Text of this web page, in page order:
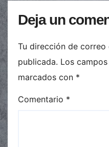
Deja un
Tu dirección de
publicada. Los
marcados con *
Comentario *